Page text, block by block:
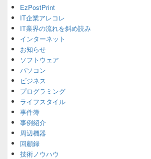
Sidebar
Widget
Area
EzPostPrint
IT企業アレコレ
IT業界の流れを斜め読み
インターネット
お知らせ
ソフトウェア
パソコン
ビジネス
プログラミング
ライフスタイル
事件簿
事例紹介
周辺機器
回顧録
技術ノウハウ